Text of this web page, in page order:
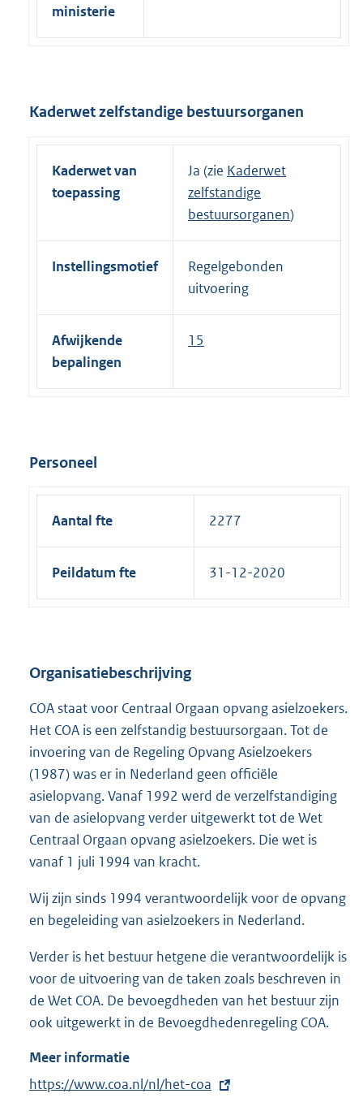
ministerie
Kaderwet zelfstandige bestuursorganen
Kaderwet van
toepassing
Ja (zie Kaderwet
zelfstandige
bestuursorganen)
Instellingsmotief
Regelgebonden
uitvoering
Afwijkende
bepalingen
15
Personeel
Aantal fte 2277
Peildatum fte 31-12-2020
Organisatiebeschrijving
COA staat voor Centraal Orgaan opvang asielzoekers.
Het COA is een zelfstandig bestuursorgaan. Tot de
invoering van de Regeling Opvang Asielzoekers
(1987) was er in Nederland geen officiële
asielopvang. Vanaf 1992 werd de verzelfstandiging
van de asielopvang verder uitgewerkt tot de Wet
Centraal Orgaan opvang asielzoekers. Die wet is
vanaf 1 juli 1994 van kracht.
Wij zijn sinds 1994 verantwoordelijk voor de opvang
en begeleiding van asielzoekers in Nederland.
Verder is het bestuur hetgene die verantwoordelijk is
voor de uitvoering van de taken zoals beschreven in
de Wet COA. De bevoegdheden van het bestuur zijn
ook uitgewerkt in de Bevoegdhedenregeling COA.
Meer informatie
E
https://www.coa.nl/nl/het-coa